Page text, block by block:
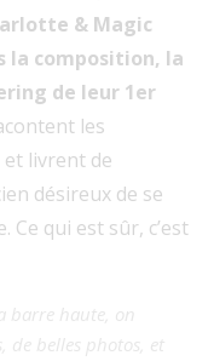
& Magic
la composition, la
de leur 1er
les
livrent de
désireux de se
Ce qui est sûr, c’est
barre haute, on
de belles photos, et